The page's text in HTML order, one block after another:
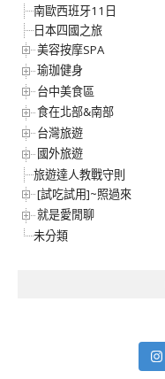
南歐西班牙11日
日本四國之旅
美容按摩SPA
瑜珈健身
台中美食區
食在北部&南部
台灣旅遊
國外旅遊
旅遊達人教戰守則
[試吃試用]~照過來
就是愛閒聊
未分類